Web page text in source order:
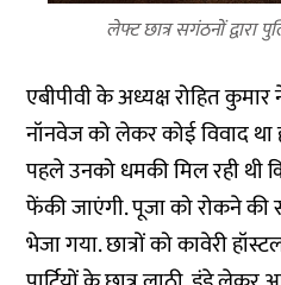
लेफ्ट छात्र सगंठनों द्वारा
एबीपीवी के अध्यक्ष रोहित
नॉनवेज को लेकर कोई विवाद था
पहले उनको धमकी मिल रही थी
फेंकी जाएंगी. पूजा को रोकने की
भेजा गया. छात्रों को कावेरी